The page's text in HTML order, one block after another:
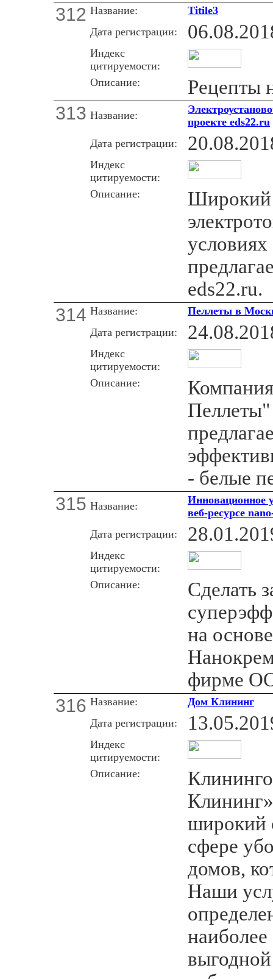
312 Название:
Titile3
Дата регистрации:
Индекс
цитируемости:
Описание:
Рецепты
313 Название:
проекте eds22.ru
Дата регистрации:
Индекс
цитируемости:
Описание:
Широкий
eds22.ru.
314 Название:
Пеллеты в
Дата регистрации:
Индекс
цитируемости:
Описание:
Пеллеты"
- белые
315 Название:
веб-ресурсе
Дата регистрации:
Индекс
цитируемости:
Описание:
Сделать
на
фирме
316 Название:
Дом Клининг
Дата регистрации:
Индекс
цитируемости:
Описание:
широкий
сфере
домов,
Наши